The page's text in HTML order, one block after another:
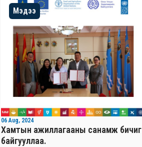
Мэдээ
06 Aug, 2024
Хамтын ажиллагааны санамж бичиг
байгууллаа.